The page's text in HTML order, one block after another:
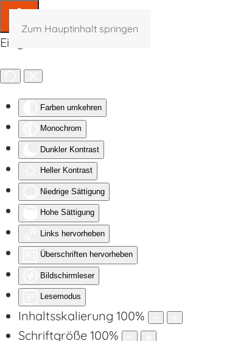
Eingabehilfen öffnen
Farben umkehren
Monochrom
Dunkler Kontrast
Heller Kontrast
Niedrige Sättigung
Hohe Sättigung
Links hervorheben
Überschriften hervorheben
Bildschirmleser
Lesemodus
Inhaltsskalierung 100%
Schriftgröße 100%
Zum Hauptinhalt springen